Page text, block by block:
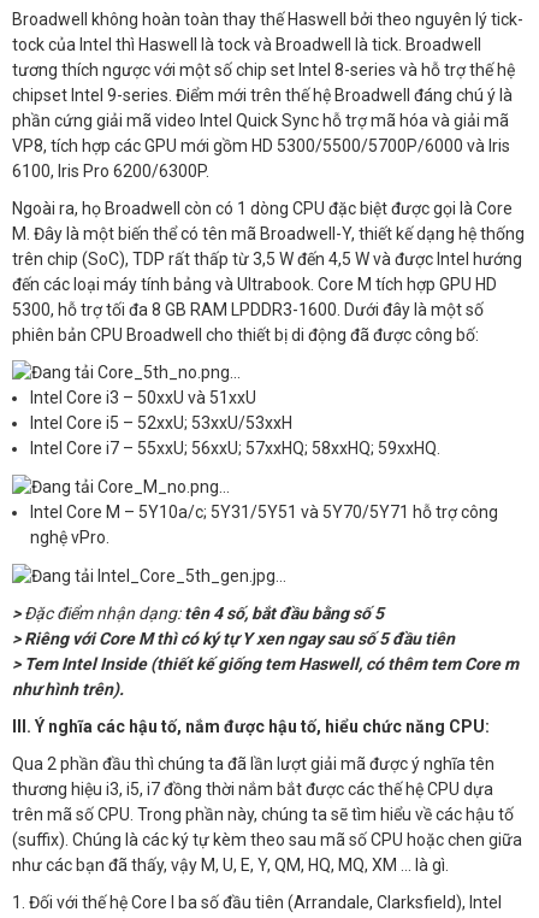
Broadwell không hoàn toàn thay thế Haswell bởi theo nguyên lý tick-
tock của Intel thì Haswell là tock và Broadwell là tick. Broadwell
tương thích ngược với một số chip set Intel 8-series và hỗ trợ thế hệ
chipset Intel 9-series. Điểm mới trên thế hệ Broadwell đáng chú ý là
phần cứng giải mã video Intel Quick Sync hỗ trợ mã hóa và giải mã
VP8, tích hợp các GPU mới gồm HD 5300/5500/5700P/6000 và Iris
6100, Iris Pro 6200/6300P.
Ngoài ra, họ Broadwell còn có 1 dòng CPU đặc biệt được gọi là Core
M. Đây là một biến thể có tên mã Broadwell-Y, thiết kế dạng hệ thống
trên chip (SoC), TDP rất thấp từ 3,5 W đến 4,5 W và được Intel hướng
đến các loại máy tính bảng và Ultrabook. Core M tích hợp GPU HD
5300, hỗ trợ tối đa 8 GB RAM LPDDR3-1600. Dưới đây là một số
phiên bản CPU Broadwell cho thiết bị di động đã được công bố:
Intel Core i3 – 50xxU và 51xxU
Intel Core i5 – 52xxU; 53xxU/53xxH
Intel Core i7 – 55xxU; 56xxU; 57xxHQ; 58xxHQ; 59xxHQ.
Intel Core M – 5Y10a/c; 5Y31/5Y51 và 5Y70/5Y71 hỗ trợ công
nghệ vPro.
>Đặc điểm nhận dạng:tên 4 số, bắt đầu bằng số 5
> Riêng với Core M thì có ký tự Y xen ngay sau số 5 đầu tiên
> Tem Intel Inside (thiết kế giống tem Haswell, có thêm tem Core m
như hình trên).
III. Ý nghĩa các hậu tố, nắm được hậu tố, hiểu chức năng CPU:
Qua 2 phần đầu thì chúng ta đã lần lượt giải mã được ý nghĩa tên
thương hiệu i3, i5, i7 đồng thời nắm bắt được các thế hệ CPU dựa
trên mã số CPU. Trong phần này, chúng ta sẽ tìm hiểu về các hậu tố
(suffix). Chúng là các ký tự kèm theo sau mã số CPU hoặc chen giữa
như các bạn đã thấy, vậy M, U, E, Y, QM, HQ, MQ, XM … là gì.
1. Đối với thế hệ Core I ba số đầu tiên (Arrandale, Clarksfield), Intel